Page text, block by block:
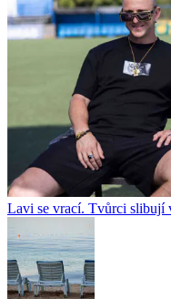
Lavi se vrací. Tvůrci slibují